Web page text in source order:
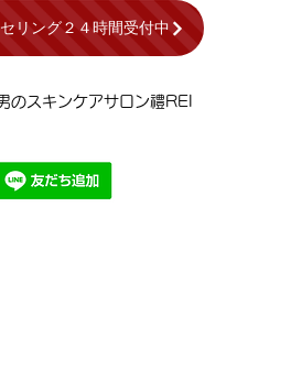
リング２４時間受付中
スキンケアサロン禮REI